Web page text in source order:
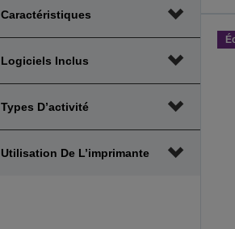
Caractéristiques
Logiciels Inclus
Types D’activité
Utilisation De L’imprimante